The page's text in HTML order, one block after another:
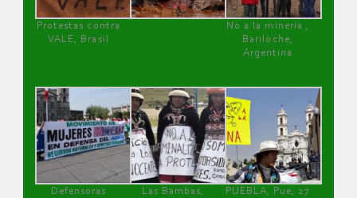
Protestas contra
VALE, Brasil
No a la minería ,
Bariloche,
Argentina
Defensoras
Las Bambas,
PUEBLA, Pue, 27